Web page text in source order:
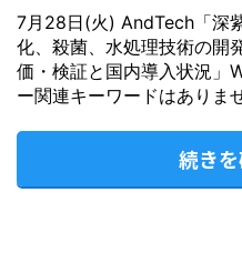
7月28日(火) AndTech「深
化、殺菌、水処理技術の開
価・検証と国内導入状況」
ー関連キーワードはありま
続き